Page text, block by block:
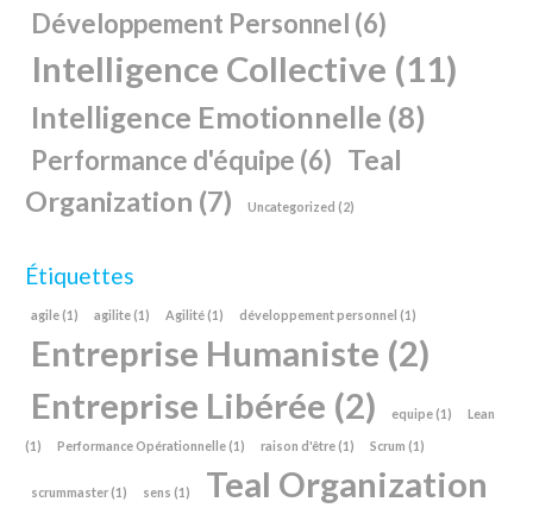
Développement Personnel (6)
Intelligence Collective (11)
Intelligence Emotionnelle (8)
Performance d'équipe (6) Teal
Organization (7) Uncategorized (2)
Étiquettes
agile(1) agilite(1) Agilité(1) développement personnel (1)
Entreprise Humaniste (2)
Entreprise Libérée (2) equipe(1) Lean
(1) Performance Opérationnelle(1) raison d'être(1) Scrum (1)
scrummaster(1) sens (1)
Teal Organization